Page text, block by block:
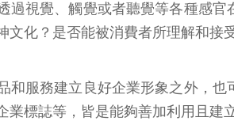
過視覺、觸覺或者聽覺等各種感
化？是否能被消費者所理解和接
和服務建立良好企業形象之外，
業標誌等，皆是能夠善加利用且建